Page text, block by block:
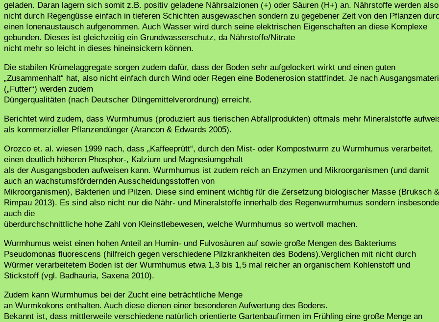
geladen. Daran lagern sich somit z.B. positiv geladene Nährsalzionen (+) oder Säuren (H+) an. Nährstoffe werden also
nicht durch Regengüsse einfach in tieferen Schichten ausgewaschen sondern zu gegebener Zeit von den Pflanzen
einen Ionenaustausch aufgenommen. Auch Wasser wird durch seine elektrischen Eigenschaften an diese Komplexe
gebunden. Dieses ist gleichzeitig ein Grundwasserschutz, da Nährstoffe/Nitrate
nicht mehr so leicht in dieses hineinsickern können.
Die stabilen Krümelaggregate sorgen zudem dafür, dass der Boden sehr aufgelockert wirkt und einen guten
„Zusammenhalt“ hat, also nicht einfach durch Wind oder Regen eine Bodenerosion stattfindet. Je nach
(„Futter“) werden zudem
Düngerqualitäten (nach Deutscher Düngemittelverordnung) erreicht.
Berichtet wird zudem, dass Wurmhumus (produziert aus tierischen Abfallprodukten) oftmals mehr Mineralstoffe
als kommerzieller Pflanzendünger (Arancon & Edwards 2005).
Orozco et. al. wiesen 1999 nach, dass „Kaffeeprütt“, durch den Mist- oder Kompostwurm zu Wurmhumus verarbeitet,
einen deutlich höheren Phosphor-, Kalzium und Magnesiumgehalt
als der Ausgangsboden aufweisen kann. Wurmhumus ist zudem reich an Enzymen und Mikroorganismen (und damit
auch an wachstumsfördernden Ausscheidungsstoffen von
Mikroorganismen), Bakterien und Pilzen. Diese sind eminent wichtig für die Zersetzung biologischer Masse (Bruksch &
Rimpau 2013). Es sind also nicht nur die Nähr- und Mineralstoffe innerhalb des Regenwurmhumus sondern
auch die
überdurchschnittliche hohe Zahl von Kleinstlebewesen, welche Wurmhumus so wertvoll machen.
Wurmhumus weist einen hohen Anteil an Humin- und Fulvosäuren auf sowie große Mengen des Bakteriums
Pseudomonas fluorescens (hilfreich gegen verschiedene Pilzkrankheiten des Bodens).Verglichen mit nicht durch
Würmer verarbeitetem Boden ist der Wurmhumus etwa 1,3 bis 1,5 mal reicher an organischem Kohlenstoff und
Stickstoff (vgl. Badhauria, Saxena 2010).
Zudem kann Wurmhumus bei der Zucht eine beträchtliche Menge
an Wurmkokons enthalten. Auch diese dienen einer besonderen Aufwertung des Bodens.
Bekannt ist, dass mittlerweile verschiedene natürlich orientierte Gartenbaufirmen im Frühling eine große Menge an